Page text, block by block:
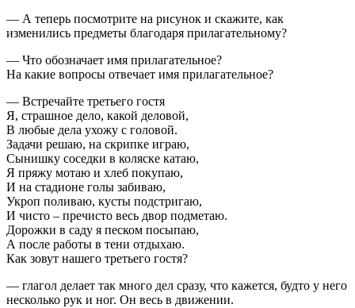
— А теперь посмотрите на рисунок и скажите, как
изменились предметы благодаря прилагательному?
— Что обозначает имя прилагательное?
На какие вопросы отвечает имя прилагательное?
— Встречайте третьего гостя
Я, страшное дело, какой деловой,
В любые дела ухожу с головой.
Задачи решаю, на скрипке играю,
Сынишку соседки в коляске катаю,
Я пряжу мотаю и хлеб покупаю,
И на стадионе голы забиваю,
Укроп поливаю, кусты подстригаю,
И чисто – пречисто весь двор подметаю.
Дорожки в саду я песком посыпаю,
А после работы в тени отдыхаю.
Как зовут нашего третьего гостя?
— глагол делает так много дел сразу, что кажется, будто у него
несколько рук и ног. Он весь в движении.